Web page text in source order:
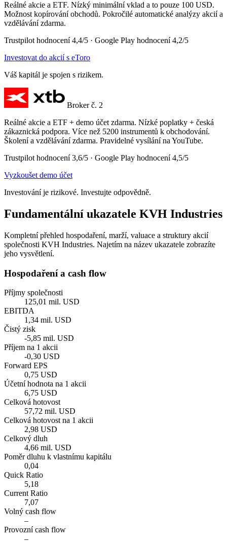
Reálné akcie a ETF. Nízký minimální vklad a to pouze 100 USD.
Možnost kopírování obchodů. Pokročilé automatické analýzy akcií a
vzdělávání zdarma.
Trustpilot hodnocení 4,4/5 · Google Play hodnocení 4,2/5
Investovat do akcií s eToro
Váš kapitál je spojen s rizikem.
Broker č. 2
Reálné akcie a ETF + demo účet zdarma. Nízké poplatky + česká
zákaznická podpora. Více než 5200 instrumentů k obchodování.
Školení a vzdělávání zdarma. Pravidelné vysílání na YouTube.
Trustpilot hodnocení 3,6/5 · Google Play hodnocení 4,5/5
Vyzkoušet demo účet
Investování je rizikové. Investujte odpovědně.
Fundamentální ukazatele KVH Industries
Kompletní přehled hospodaření, marží, valuace a struktury akcií
společnosti KVH Industries. Najetím na název ukazatele zobrazíte
jeho vysvětlení.
Hospodaření a cash flow
Příjmy společnosti
125,01 mil. USD
EBITDA
1,34 mil. USD
Čistý zisk
-5,85 mil. USD
Příjem na 1 akcii
-0,30 USD
Forward EPS
0,75 USD
Účetní hodnota na 1 akcii
6,75 USD
Celková hotovost
57,72 mil. USD
Celková hotovost na 1 akcii
2,98 USD
Celkový dluh
4,66 mil. USD
Poměr dluhu k vlastnímu kapitálu
0,04
Quick Ratio
5,18
Current Ratio
7,07
Volný cash flow
–
Provozní cash flow
–